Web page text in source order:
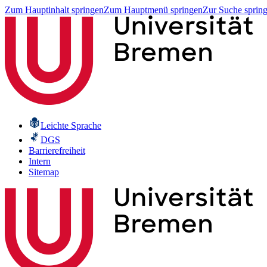
Zum Hauptinhalt springenZum Hauptmenü springenZur Suche
Leichte Sprache
DGS
Barrierefreiheit
Intern
Sitemap